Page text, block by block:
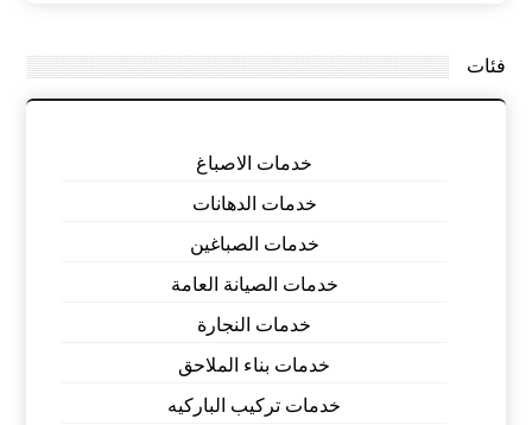
فئات
خدمات الاصباغ
خدمات الدهانات
خدمات الصباغين
خدمات الصيانة العامة
خدمات النجارة
خدمات بناء الملاحق
خدمات تركيب الباركيه